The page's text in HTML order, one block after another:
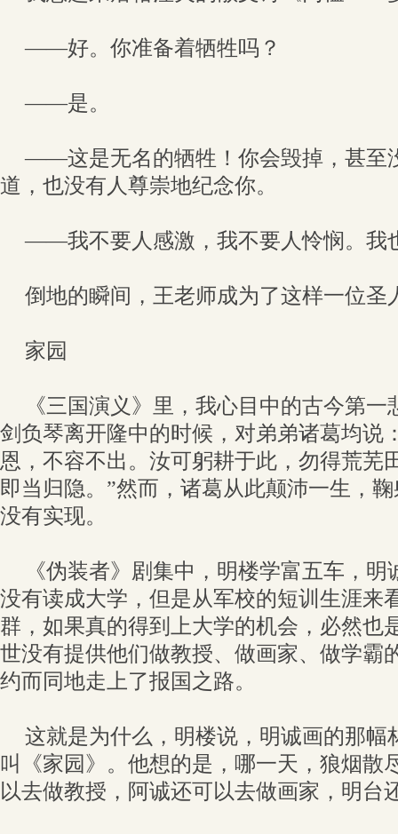
——好。你准备着牺牲吗？
——是。
——这是无名的牺牲！你会毁掉，甚
道，也没有人尊崇地纪念你。
——我不要人感激，我不要人怜悯。我
倒地的瞬间，王老师成为了这样一位圣
家园
《三国演义》里，我心目中的古今第
剑负琴离开隆中的时候，对弟弟诸葛均说
恩，不容不出。汝可躬耕于此，勿得荒芜
即当归隐。”然而，诸葛从此颠沛一生，
没有实现。
《伪装者》剧集中，明楼学富五车，
没有读成大学，但是从军校的短训生涯来
群，如果真的得到上大学的机会，必然也
世没有提供他们做教授、做画家、做学霸
约而同地走上了报国之路。
这就是为什么，明楼说，明诚画的那幅
叫《家园》。他想的是，哪一天，狼烟散
以去做教授，阿诚还可以去做画家，明台